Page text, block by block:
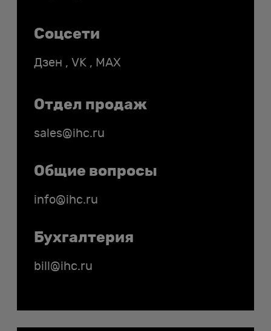
Соцсети
Дзен , VK , MAX
Отдел продаж
sales@ihc.ru
Общие вопросы
info@ihc.ru
Бухгалтерия
bill@ihc.ru